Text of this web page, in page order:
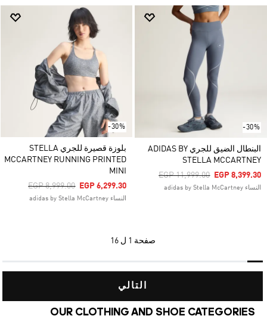
-30%
البنطال الضيق للجري ADIDAS BY
STELLA MCCARTNEY
Price Reduced From
EGP 11,999.00ToEGP 8,399.30
النساء adidas by Stella McCartney
-30%
بلوزة قصيرة للجري STELLA
MCCARTNEY RUNNING PRINTED
MINI
Price Reduced From
EGP 8,999.00ToEGP 6,299.30
النساء adidas by Stella McCartney
صفحة 1 ل 16
التالي
OUR CLOTHING AND SHOE CATEGORIES